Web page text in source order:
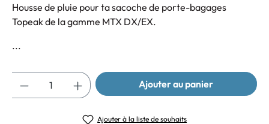
Housse de pluie pour ta sacoche de porte-bagages
Topeak de la gamme MTX DX/EX.
...
Ajouter au panier
Ajouter à la liste de souhaits